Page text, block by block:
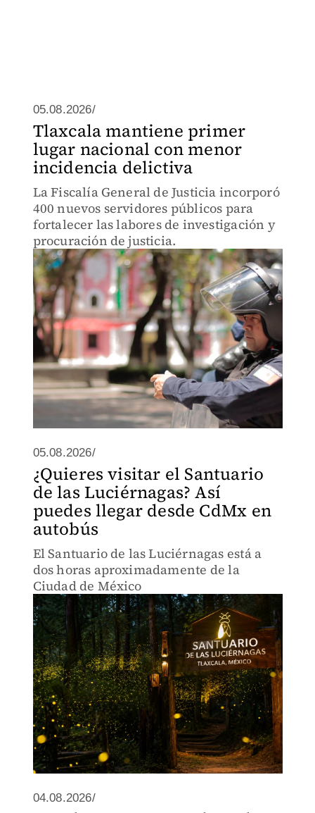
05.08.2026/
Tlaxcala mantiene primer
lugar nacional con menor
incidencia delictiva
La Fiscalía General de Justicia incorporó
400 nuevos servidores públicos para
fortalecer las labores de investigación y
procuración de justicia.
05.08.2026/
¿Quieres visitar el Santuario
de las Luciérnagas? Así
puedes llegar desde CdMx en
autobús
El Santuario de las Luciérnagas está a
dos horas aproximadamente de la
Ciudad de México
04.08.2026/